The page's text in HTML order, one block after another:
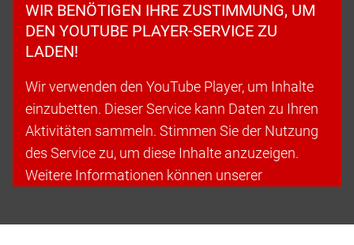
WIR BENÖTIGEN IHRE ZUSTIMMUNG, UM
DEN YOUTUBE PLAYER-SERVICE ZU
LADEN!
Wir verwenden den YouTube Player, um Inhalte
einzubetten. Dieser Service kann Daten zu Ihren
Aktivitäten sammeln. Stimmen Sie der Nutzung
des Service zu, um diese Inhalte anzuzeigen.
Weitere Informationen können unserer